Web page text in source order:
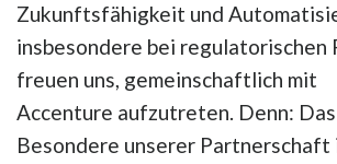
Zukunftsfähigkeit und
insbesondere bei regulatorischen
freuen uns, gemeinschaftlich mit
Accenture aufzutreten. Denn: Das
Besondere unserer Partnerschaft